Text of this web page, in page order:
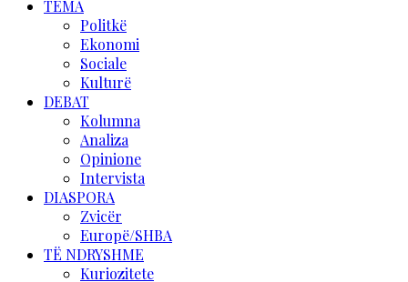
TEMA
Politkë
Ekonomi
Sociale
Kulturë
DEBAT
Kolumna
Analiza
Opinione
Intervista
DIASPORA
Zvicër
Europë/SHBA
TË NDRYSHME
Kuriozitete